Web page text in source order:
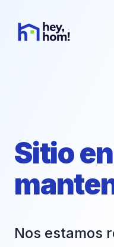
Sitio en
Nos estamos